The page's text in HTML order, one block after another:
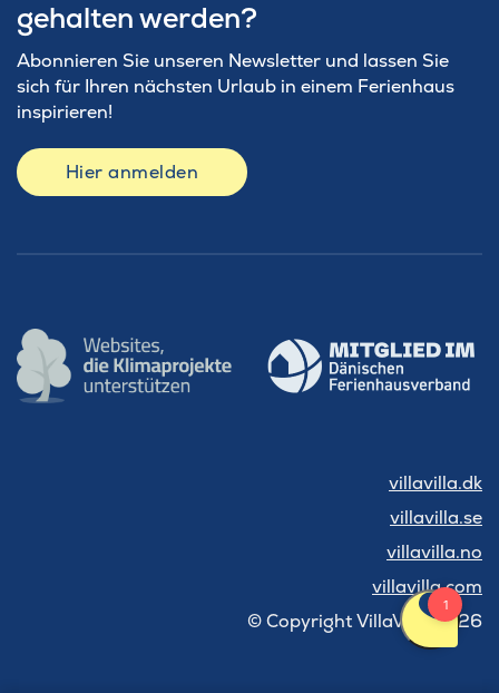
gehalten werden?
Abonnieren Sie unseren Newsletter und lassen Sie
sich für Ihren nächsten Urlaub in einem Ferienhaus
inspirieren!
Hier anmelden
villavilla.dk
villavilla.se
villavilla.no
villavilla.com
© Copyright VillaVilla 2026